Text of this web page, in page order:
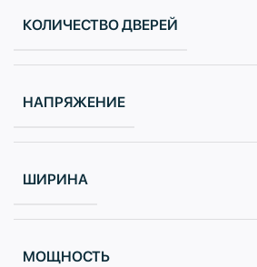
КОЛИЧЕСТВО ДВЕРЕЙ
НАПРЯЖЕНИЕ
ШИРИНА
МОЩНОСТЬ